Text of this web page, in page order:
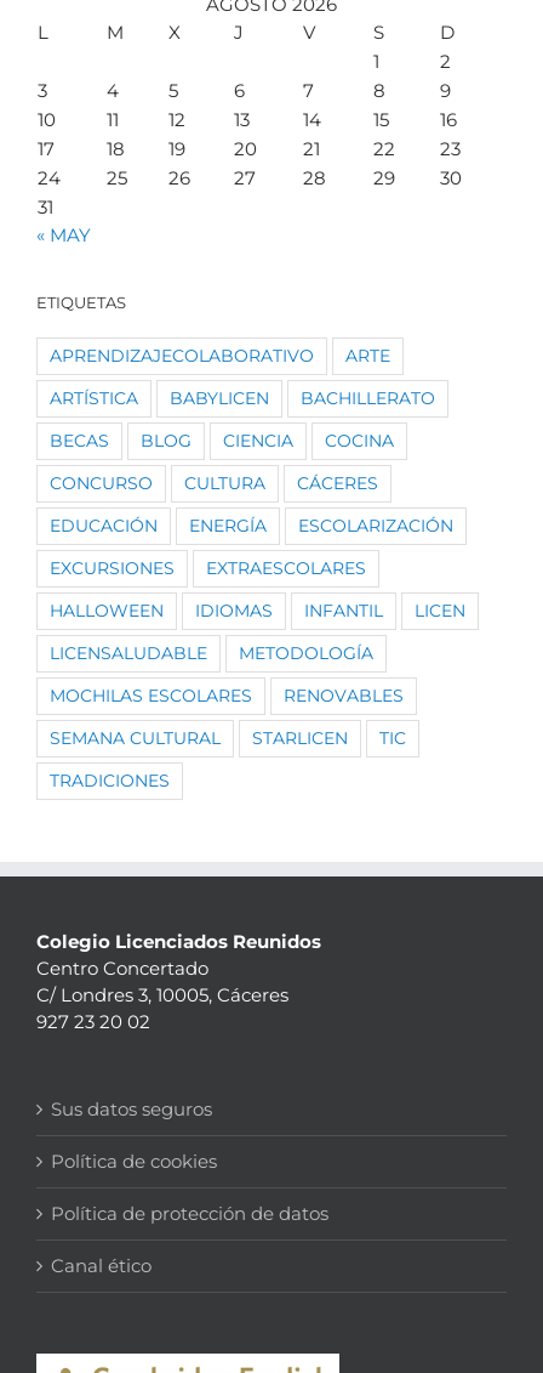
L
M X J V S
D
1
2
3
4 5 6 7 8
9
10
11 12 13 14 15
16
17
18 19 20 21 22
23
24
25 26 27 28 29
30
31
« MAY
ETIQUETAS
APRENDIZAJECOLABORATIVO ARTE
ARTÍSTICA BABYLICEN BACHILLERATO
BECAS BLOG CIENCIA COCINA
CONCURSO CULTURA CÁCERES
EDUCACIÓN ENERGÍA ESCOLARIZACIÓN
EXCURSIONES EXTRAESCOLARES
HALLOWEEN IDIOMAS INFANTIL LICEN
LICENSALUDABLE METODOLOGÍA
MOCHILAS ESCOLARES RENOVABLES
SEMANA CULTURAL STARLICEN TIC
TRADICIONES
Colegio Licenciados Reunidos
Centro Concertado
C/ Londres 3, 10005, Cáceres
927 23 20 02
Sus datos seguros
Política de cookies
Política de protección de datos
Canal ético